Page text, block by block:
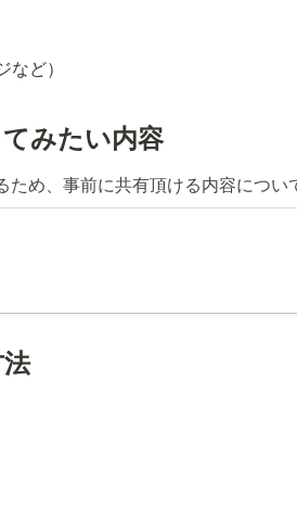
ど）
みたい内容
め、事前に共有頂ける内容につい
field